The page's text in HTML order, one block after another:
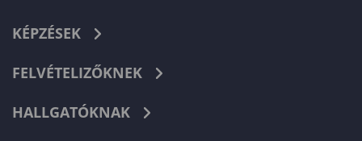
KÉPZÉSEK
FELVÉTELIZŐKNEK
HALLGATÓKNAK